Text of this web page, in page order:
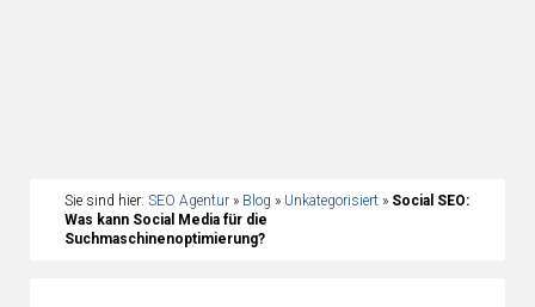
Sie sind hier: SEO Agentur » Blog » Unkategorisiert » Social SEO:
Was kann Social Media für die
Suchmaschinenoptimierung?